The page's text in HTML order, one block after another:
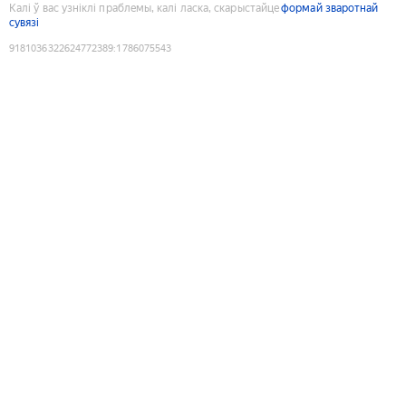
Калі ў вас узніклі праблемы, калі ласка, скарыстайцеформай зваротнай
сувязі
9181036322624772389:1786075543